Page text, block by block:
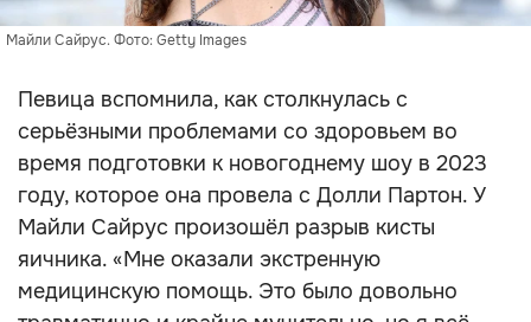
Майли Сайрус. Фото: Getty Images
Певица вспомнила, как столкнулась с
серьёзными проблемами со здоровьем во
время подготовки к новогоднему шоу в 2023
году, которое она провела с Долли Партон. У
Майли Сайрус произошёл разрыв кисты
яичника. «Мне оказали экстренную
медицинскую помощь. Это было довольно